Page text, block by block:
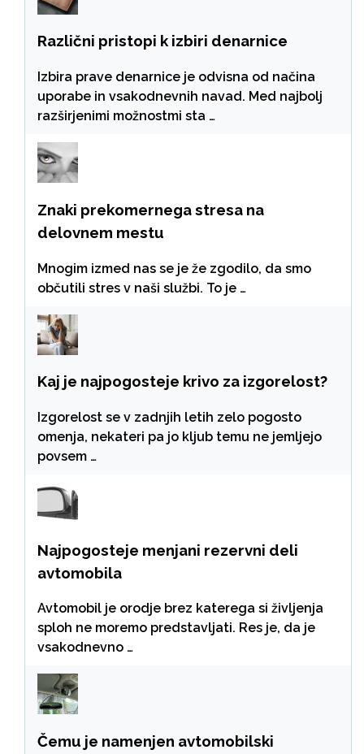
Različni pristopi k izbiri denarnice
Izbira prave denarnice je odvisna od načina
uporabe in vsakodnevnih navad. Med najbolj
razširjenimi možnostmi sta …
Znaki prekomernega stresa na
delovnem mestu
Mnogim izmed nas se je že zgodilo, da smo
občutili stres v naši službi. To je …
Kaj je najpogosteje krivo za izgorelost?
Izgorelost se v zadnjih letih zelo pogosto
omenja, nekateri pa jo kljub temu ne jemljejo
povsem …
Najpogosteje menjani rezervni deli
avtomobila
Avtomobil je orodje brez katerega si življenja
sploh ne moremo predstavljati. Res je, da je
vsakodnevno …
Čemu je namenjen avtomobilski